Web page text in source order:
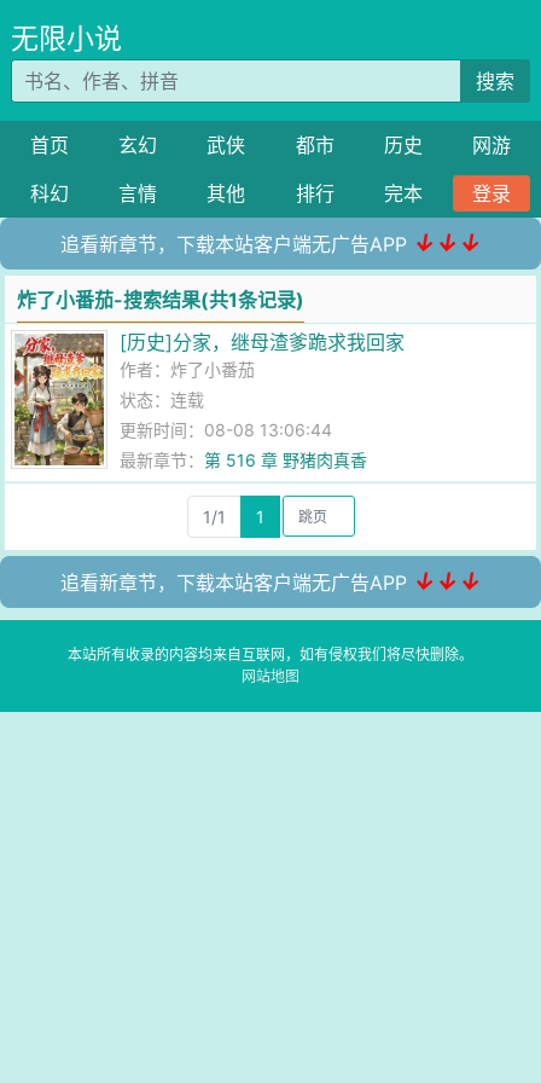
无限小说
搜索
首页 玄幻 武侠 都市 历史
网游
科幻
言情 其他 排行 完本 登录
追看新章节，下载本站客户端无广告APP ↓↓↓
炸了小番茄-搜索结果(共1条记录)
[历史]分家，继母渣爹跪求我回家
作者：炸了小番茄
状态：连载
更新时间：08-08 13:06:44
最新章节：第 516 章 野猪肉真香
1/1 1
追看新章节，下载本站客户端无广告APP ↓↓↓
本站所有收录的内容均来自互联网，如有侵权我们将尽快删除。
网站地图